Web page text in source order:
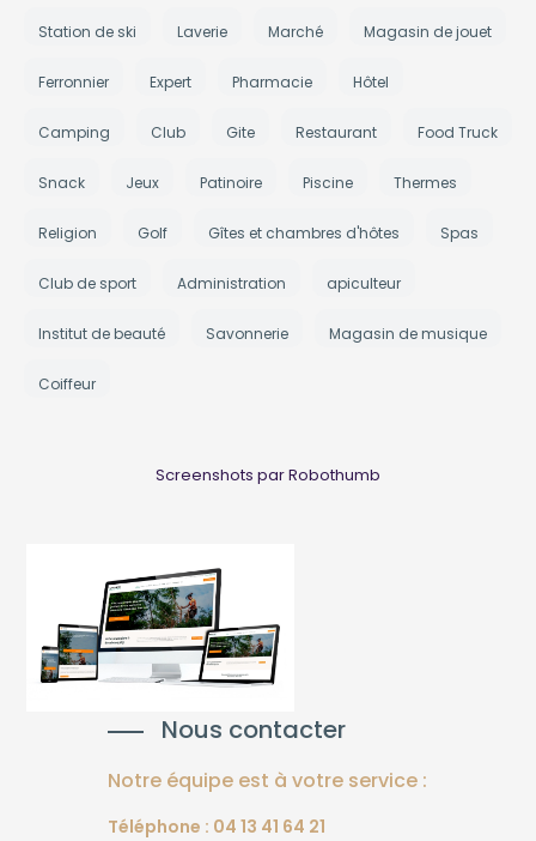
Station de ski Laverie Marché Magasin de jouet
Ferronnier Expert Pharmacie Hôtel
Camping Club Gite Restaurant Food Truck
Snack Jeux Patinoire Piscine Thermes
Religion Golf Gîtes et chambres d'hôtes Spas
Club de sport Administration apiculteur
Institut de beauté Savonnerie Magasin de musique
Coiffeur
Screenshots par Robothumb
Nous contacter
Notre équipe est à votre service :
Téléphone : 04 13 41 64 21